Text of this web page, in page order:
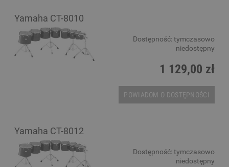
Yamaha CT-8010
Dostępność: tymczasowo
niedostępny
1 129,00 zł
POWIADOM O DOSTĘPNOŚCI
Yamaha CT-8012
Dostępność: tymczasowo
niedostępny